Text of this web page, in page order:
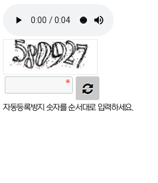
자동등록방지 숫자를 순서대로 입력하세요.